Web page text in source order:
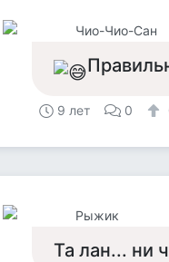
Чио-Чио-Сан
9 лет 0
Рыжик
Та лан... ни